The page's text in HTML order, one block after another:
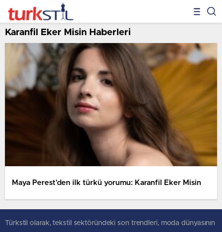
Karanfil Eker Misin Haberleri
Maya Perest’den ilk türkü yorumu: Karanfil Eker Misin
Türkstil olarak, tekstil sektöründeki son trendleri, moda dünyasının